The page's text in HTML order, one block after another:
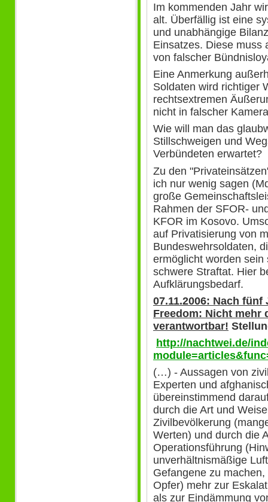
Im kommenden Jahr
alt. Überfällig ist eine
und unabhängige
Einsatzes. Diese muss
von falscher
Eine Anmerkung
Soldaten wird richtiger
rechtsextremen
nicht in falscher
Wie will man das
Stillschweigen und
Verbündeten erwartet?
Zu den
ich nur wenig sagen
große
Rahmen der SFOR-
KFOR im Kosovo.
auf Privatisierung von
Bundeswehrsoldaten,
ermöglicht worden
schwere Straftat. Hier
Aufklärungsbedarf.
07.11.2006: Nach
Freedom: Nicht mehr
verantwortbar!
http://nachtwei.de/
(…) - Aussagen von
Experten und
übereinstimmend
durch die Art und
Zivilbevölkerung
Werten) und durch die
Operationsführung
unverhältnismäßige
Gefangene zu
Opfer) mehr zur
als zur Eindämmung